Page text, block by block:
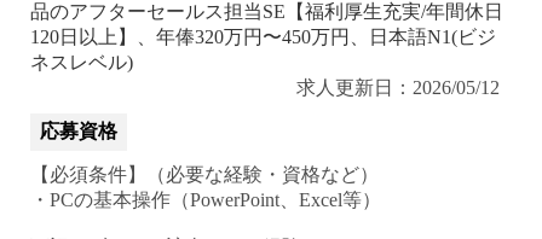
品のアフターセールス担当SE【福利厚生充実/年間休日
120日以上】、年俸320万円〜450万円、日本語N1(ビジ
ネスレベル)
求人更新日：2026/05/12
応募資格
【必須条件】（必要な経験・資格など）
・PCの基本操作（PowerPoint、Excel等）